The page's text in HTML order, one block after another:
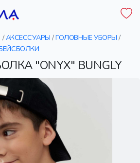
/АКСЕССУАРЫ /ГОЛОВНЫЕ УБОРЫ /
"ONYX" BUNGLY